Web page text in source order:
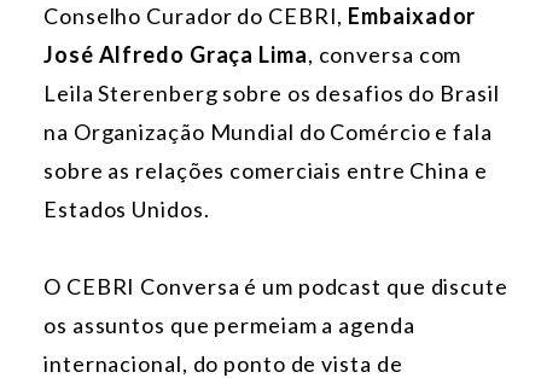
Conselho Curador do CEBRI, Embaixador
José Alfredo Graça Lima, conversa com
Leila Sterenberg sobre os desafios do Brasil
na Organização Mundial do Comércio e fala
sobre as relações comerciais entre China e
Estados Unidos.
O CEBRI Conversa é um podcast que discute
os assuntos que permeiam a agenda
internacional, do ponto de vista de